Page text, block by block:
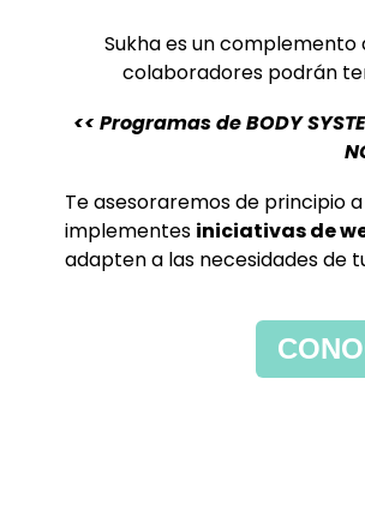
Sukha es un complemento
colaboradores podrán
<< Programas de BODY
Te asesoraremos de principio
implementes iniciativas de
adapten a las necesidades de